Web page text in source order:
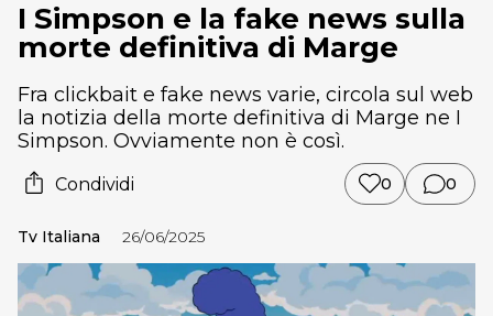
I Simpson e la fake news sulla
morte definitiva di Marge
Fra clickbait e fake news varie, circola sul web
la notizia della morte definitiva di Marge ne I
Simpson. Ovviamente non è così.
Condividi 0 0
Tv Italiana 26/06/2025